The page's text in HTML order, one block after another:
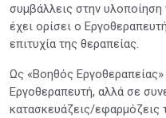
συμβάλλεις στην
έχει ορίσει ο
επιτυχία της θεραπείας.
Ως «Βοηθός Εργοθεραπείας»
Εργοθεραπευτή, αλλά σε
κατασκευάζεις/εφαρμόζεις